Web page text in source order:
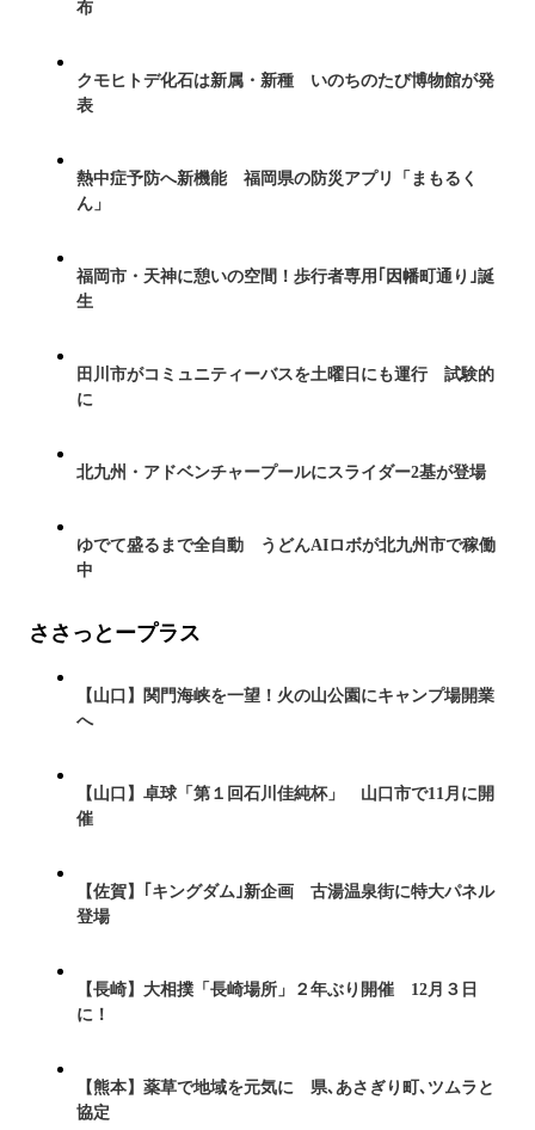
布
クモヒトデ化石は新属・新種 いのちのたび博物館が発
表
熱中症予防へ新機能 福岡県の防災アプリ「まもるく
ん」
福岡市・天神に憩いの空間！歩行者専用｢因幡町通り｣誕
生
田川市がコミュニティーバスを土曜日にも運行 試験的
に
北九州・アドベンチャープールにスライダー2基が登場
ゆでて盛るまで全自動 うどんAIロボが北九州市で稼働
中
ささっとープラス
【山口】関門海峡を一望！火の山公園にキャンプ場開業
へ
【山口】卓球「第１回石川佳純杯」 山口市で11月に開
催
【佐賀】｢キングダム｣新企画 古湯温泉街に特大パネル
登場
【長崎】大相撲「長崎場所」２年ぶり開催 12月３日
に！
【熊本】薬草で地域を元気に 県､あさぎり町､ツムラと
協定